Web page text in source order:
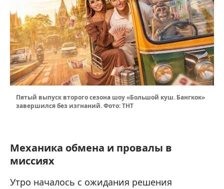
Пятый выпуск второго сезона шоу «Большой куш. Бангкок»
завершился без изгнаний. Фото: ТНТ
Механика обмена и провалы в
миссиях
Утро началось с ожидания решения